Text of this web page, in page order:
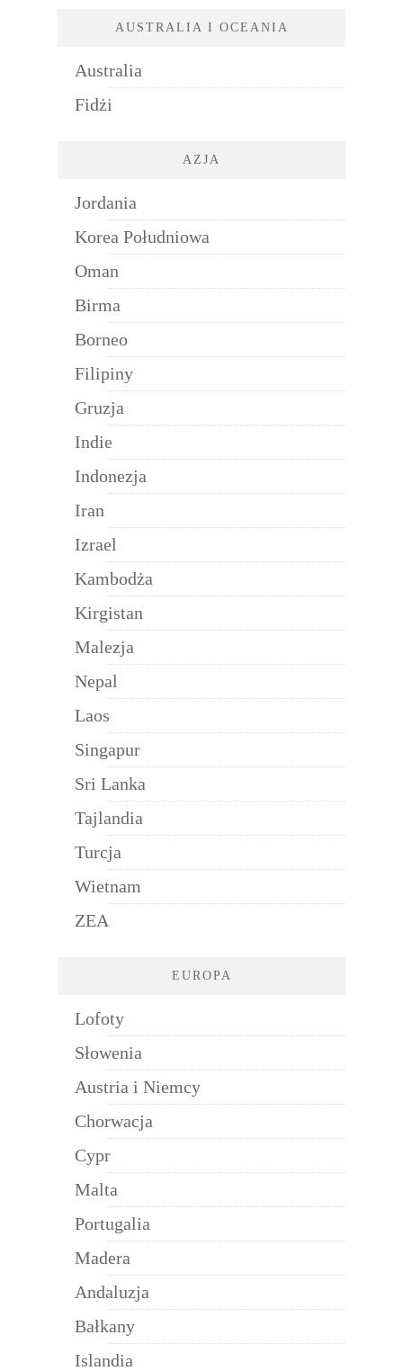
AUSTRALIA I OCEANIA
Australia
Fidżi
AZJA
Jordania
Korea Południowa
Oman
Birma
Borneo
Filipiny
Gruzja
Indie
Indonezja
Iran
Izrael
Kambodża
Kirgistan
Malezja
Nepal
Laos
Singapur
Sri Lanka
Tajlandia
Turcja
Wietnam
ZEA
EUROPA
Lofoty
Słowenia
Austria i Niemcy
Chorwacja
Cypr
Malta
Portugalia
Madera
Andaluzja
Bałkany
Islandia